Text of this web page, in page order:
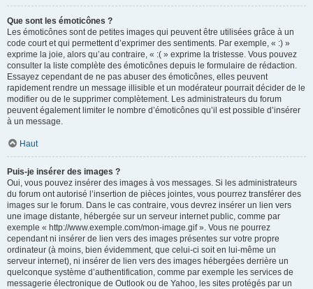
Que sont les émoticônes ?
Les émoticônes sont de petites images qui peuvent être utilisées grâce à un
code court et qui permettent d’exprimer des sentiments. Par exemple, « :) »
exprime la joie, alors qu’au contraire, « :( » exprime la tristesse. Vous pouvez
consulter la liste complète des émoticônes depuis le formulaire de rédaction.
Essayez cependant de ne pas abuser des émoticônes, elles peuvent
rapidement rendre un message illisible et un modérateur pourrait décider de le
modifier ou de le supprimer complètement. Les administrateurs du forum
peuvent également limiter le nombre d’émoticônes qu’il est possible d’insérer
à un message.
Haut
Puis-je insérer des images ?
Oui, vous pouvez insérer des images à vos messages. Si les administrateurs
du forum ont autorisé l’insertion de pièces jointes, vous pourrez transférer des
images sur le forum. Dans le cas contraire, vous devrez insérer un lien vers
une image distante, hébergée sur un serveur internet public, comme par
exemple « http://www.exemple.com/mon-image.gif ». Vous ne pourrez
cependant ni insérer de lien vers des images présentes sur votre propre
ordinateur (à moins, bien évidemment, que celui-ci soit en lui-même un
serveur internet), ni insérer de lien vers des images hébergées derrière un
quelconque système d’authentification, comme par exemple les services de
messagerie électronique de Outlook ou de Yahoo, les sites protégés par un